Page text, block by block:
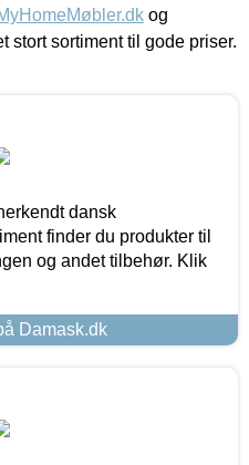
og
stort sortiment til gode priser.
dansk
finder du produkter til
og andet tilbehør. Klik
Damask.dk